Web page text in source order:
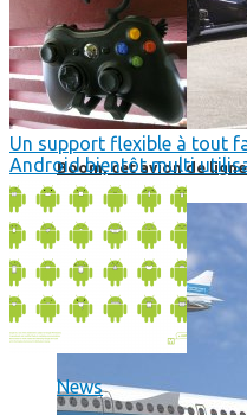
Boom, cet avion de
Un support flexible à tout
Android bientôt multi
News